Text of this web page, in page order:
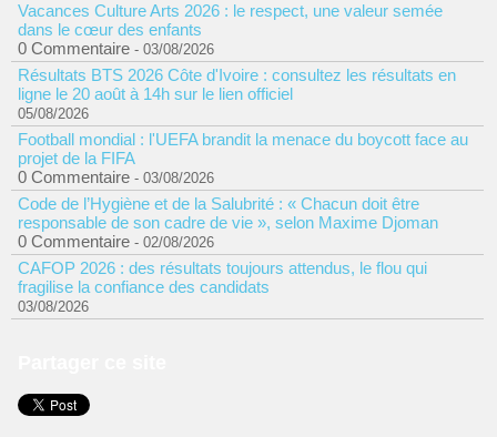
Vacances Culture Arts 2026 : le respect, une valeur semée
dans le cœur des enfants
0 Commentaire - 03/08/2026
Résultats BTS 2026 Côte d'Ivoire : consultez les résultats en
ligne le 20 août à 14h sur le lien officiel
05/08/2026
Football mondial : l'UEFA brandit la menace du boycott face au
projet de la FIFA
0 Commentaire - 03/08/2026
Code de l’Hygiène et de la Salubrité : « Chacun doit être
responsable de son cadre de vie », selon Maxime Djoman
0 Commentaire - 02/08/2026
CAFOP 2026 : des résultats toujours attendus, le flou qui
fragilise la confiance des candidats
03/08/2026